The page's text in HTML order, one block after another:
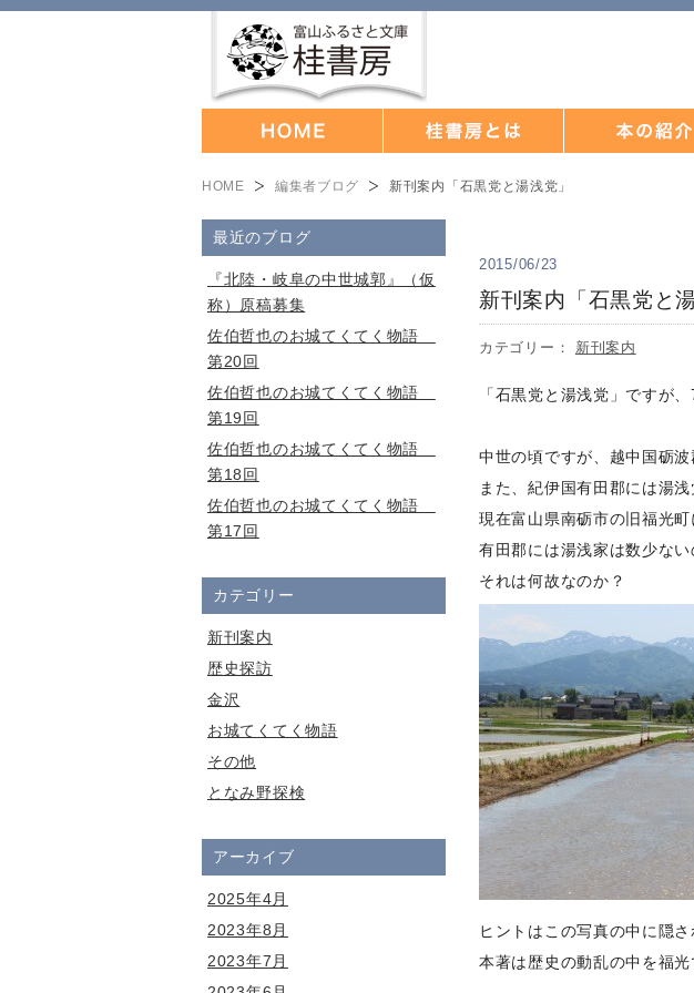
HOME 編集者ブログ 新刊案内「石黒党と湯浅党」
2015/06/23
新刊案内「石黒党と湯
カテゴリー： 新刊案内
「石黒党と湯浅党」ですが
中世の頃ですが、越中国砺波
また、紀伊国有田郡には湯浅
現在富山県南砺市の旧福光
有田郡には湯浅家は数少な
それは何故なのか？
ヒントはこの写真の中に隠さ
本著は歴史の動乱の中を福
最近のブログ
『北陸・岐阜の中世城郭』（仮
称）原稿募集
佐伯哲也のお城てくてく物語
第20回
佐伯哲也のお城てくてく物語
第19回
佐伯哲也のお城てくてく物語
第18回
佐伯哲也のお城てくてく物語
第17回
カテゴリー
新刊案内
歴史探訪
金沢
お城てくてく物語
その他
となみ野探検
アーカイブ
2025年4月
2023年8月
2023年7月